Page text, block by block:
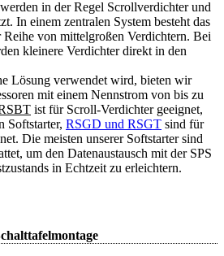
in der Regel Scrollverdichter und
In einem zentralen System besteht das
Reihe von mittelgroßen Verdichtern. Bei
kleinere Verdichter direkt in den
Lösung verwendet wird, bieten wir
mit einem Nennstrom von bis zu
ist für Scroll-Verdichter geeignet,
Softstarter, RSGD und RSGT sind für
Die meisten unserer Softstarter sind
um den Datenaustausch mit der SPS
in Echtzeit zu erleichtern.